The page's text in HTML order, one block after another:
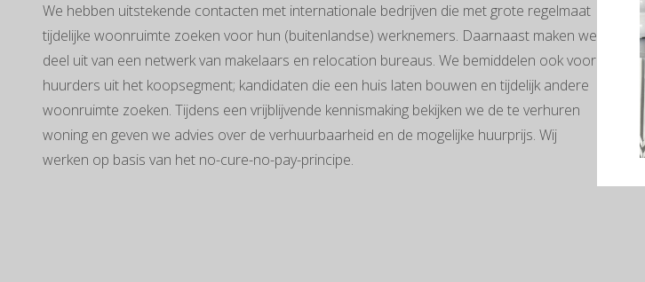
We hebben uitstekende contacten met internationale bedrijven die met grote regelmaat
tijdelijke woonruimte zoeken voor hun (buitenlandse) werknemers. Daarnaast maken we
deel uit van een netwerk van makelaars en relocation bureaus. We bemiddelen ook voor
huurders uit het koopsegment; kandidaten die een huis laten bouwen en tijdelijk andere
woonruimte zoeken. Tijdens een vrijblijvende kennismaking bekijken we de te verhuren
woning en geven we advies over de verhuurbaarheid en de mogelijke huurprijs. Wij
werken op basis van het no-cure-no-pay-principe.